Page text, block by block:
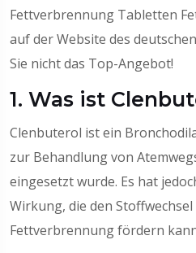
Fettverbrennung Tabletten
auf der Website des
Sie nicht das Top-Angebot!
1. Was ist
Clenbuterol ist ein
zur Behandlung von
eingesetzt wurde. Es hat
Wirkung, die den
Fettverbrennung fördern